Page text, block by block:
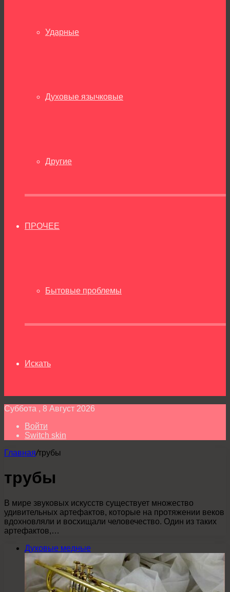
Ударные
Духовые язычковые
Другие
ПРОЧЕЕ
Бытовые проблемы
Искать
Суббота , 8 Август 2026
Войти
Switch skin
Главная/трубы
трубы
В мире звуковых искусств существует множество
удивительных артефактов, которые на протяжении веков
вдохновляли и восхищали человечество. Один из таких
артефактов,…
Духовые медные